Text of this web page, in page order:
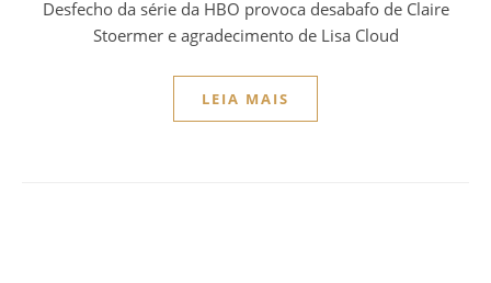
Desfecho da série da HBO provoca desabafo de Claire
Stoermer e agradecimento de Lisa Cloud
LEIA MAIS